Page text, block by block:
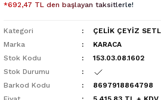
*692,47 TL den başlayan taksitlerle!
Kategori
ÇELİK ÇEYİZ
Marka
KARACA
Stok Kodu
153.03.08.1602
Stok Durumu
Barkod Kodu
8697918864798